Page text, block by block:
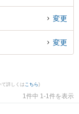
界を法律相談できる直
者さんにおすすめで
変更
変更
て詳しくはこちら)
1件中 1-1件を表示